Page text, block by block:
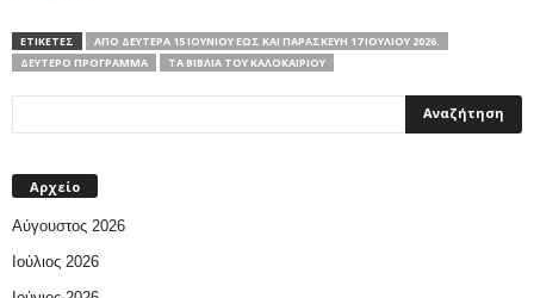
ΕΤΙΚΕΤΕΣ
ΑΠΌ ΔΕΥΤΈΡΑ 15 ΙΟΥΝΊΟΥ ΈΩΣ ΚΑΙ ΠΑΡΑΣΚΕΥΉ 17 ΙΟΥΛΊΟΥ 2026.
ΔΕΎΤΕΡΟ ΠΡΌΓΡΑΜΜΑ
ΤΑ ΒΙΒΛΊΑ ΤΟΥ ΚΑΛΟΚΑΙΡΙΟΎ
Αρχείο
Αύγουστος 2026
Ιούλιος 2026